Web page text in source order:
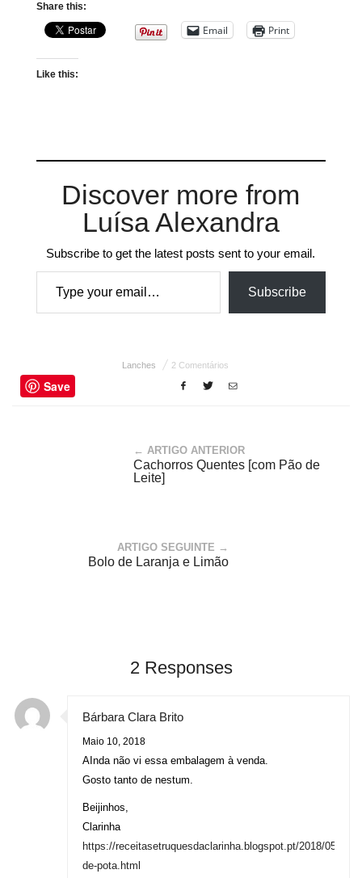
Share this:
Email Print
Like this:
Discover more from
Luísa Alexandra
Subscribe to get the latest posts sent to your email.
Type your email…
Subscribe
Lanches 2 Comentários
Save
← ARTIGO ANTERIOR
Cachorros Quentes [com Pão de
Leite]
ARTIGO SEGUINTE →
Bolo de Laranja e Limão
2 Responses
Bárbara Clara Brito
Maio 10, 2018
AInda não vi essa embalagem à venda.
Gosto tanto de nestum.
Beijinhos,
Clarinha
https://receitasetruquesdaclarinha.blogspot.pt/2018/05/
de-pota.html